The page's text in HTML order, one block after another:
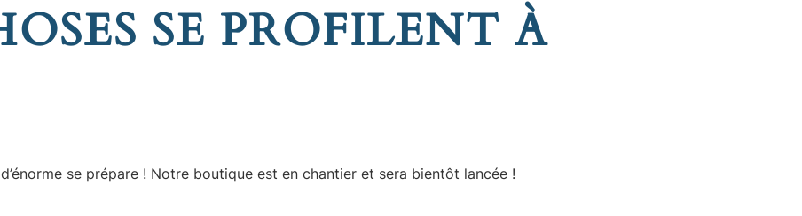
SE PROFILENT À
se prépare ! Notre boutique est en chantier et sera bientôt lancée !